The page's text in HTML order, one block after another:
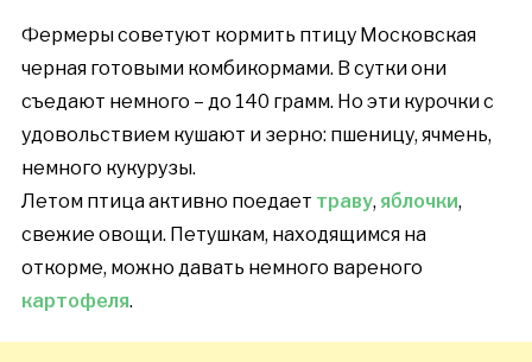
Фермеры советуют кормить птицу Московская
черная готовыми комбикормами. В сутки они
съедают немного – до 140 грамм. Но эти курочки с
удовольствием кушают и зерно: пшеницу, ячмень,
немного кукурузы.
Летом птица активно поедает траву, яблочки,
свежие овощи. Петушкам, находящимся на
откорме, можно давать немного вареного
картофеля.